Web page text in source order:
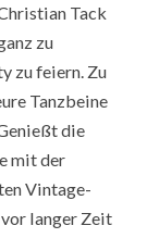
Tack
zu
zu feiern. Zu
Tanzbeine
die
mit der
Vintage-
langer Zeit